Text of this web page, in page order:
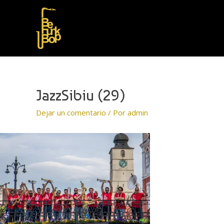
JazzSibiu (29)
Dejar un comentario / Por admin